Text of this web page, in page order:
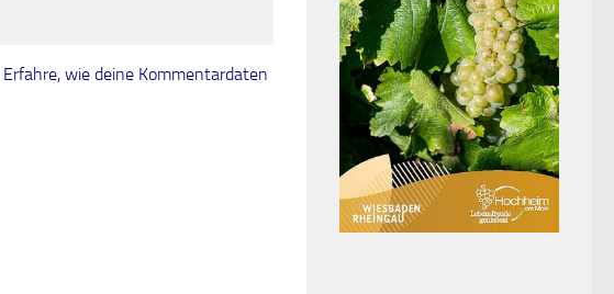
Erfahre, wie deine Kommentardaten